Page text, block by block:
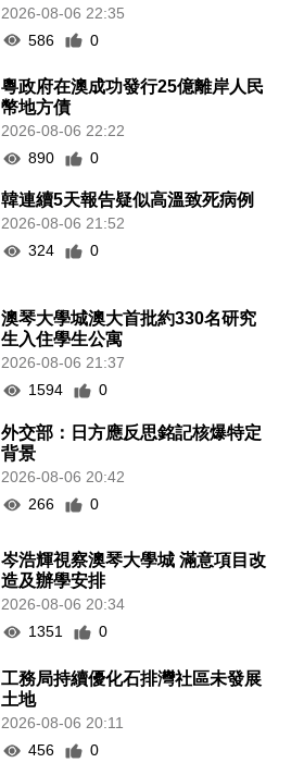
2026-08-06 22:35
586
0
粵政府在澳成功發行25億離岸人民
幣地方債
2026-08-06 22:22
890
0
韓連續5天報告疑似高溫致死病例
2026-08-06 21:52
324
0
澳琴大學城澳大首批約330名研究
生入住學生公寓
2026-08-06 21:37
1594
0
外交部：日方應反思銘記核爆特定
背景
2026-08-06 20:42
266
0
岑浩輝視察澳琴大學城 滿意項目改
造及辦學安排
2026-08-06 20:34
1351
0
工務局持續優化石排灣社區未發展
土地
2026-08-06 20:11
456
0